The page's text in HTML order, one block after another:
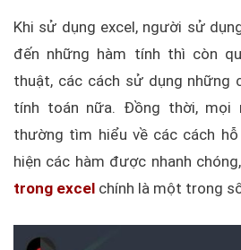
Khi sử dụng excel, người sử
đến những hàm tính thì còn
thuật, các cách sử dụng những
tính toán nữa. Đồng thời, mọi
thường tìm hiểu về các cách
hiện các hàm được nhanh
trong excel chính là một trong